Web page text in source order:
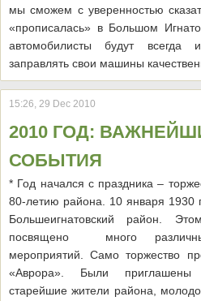
мы сможем с уверенностью
«прописалась» в Большом
автомобилисты будут всегда
заправлять свои машины
15:26, 29 Dec 2010
2010 ГОД:
СОБЫТИЯ
* Год начался с праздника –
80-летию района. 10 января 1930
Большеигнатовский район.
посвящено много
мероприятий. Само торжество
«Аврора». Были приглашены
старейшие жители района,